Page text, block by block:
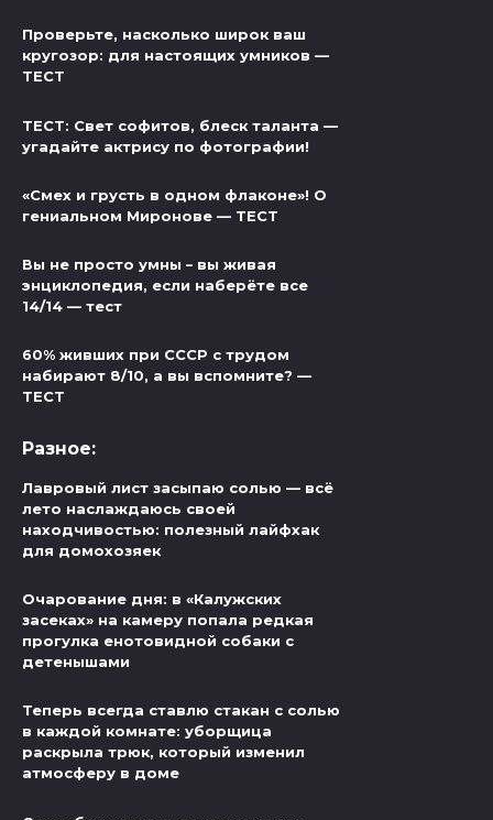
Проверьте, насколько широк ваш
кругозор: для настоящих умников —
ТЕСТ
ТЕСТ: Свет софитов, блеск таланта —
угадайте актрису по фотографии!
«Смех и грусть в одном флаконе»! О
гениальном Миронове — ТЕСТ
Вы не просто умны – вы живая
энциклопедия, если наберёте все
14/14 — тест
60% живших при СССР с трудом
набирают 8/10, а вы вспомните? —
ТЕСТ
Разное:
Лавровый лист засыпаю солью — всё
лето наслаждаюсь своей
находчивостью: полезный лайфхак
для домохозяек
Очарование дня: в «Калужских
засеках» на камеру попала редкая
прогулка енотовидной собаки с
детенышами
Теперь всегда ставлю стакан с солью
в каждой комнате: уборщица
раскрыла трюк, который изменил
атмосферу в доме